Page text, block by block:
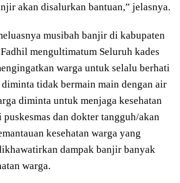
akan disalurkan bantuan,” jelasnya.
musibah banjir di kabupaten
mengultimatum Seluruh kades
warga untuk selalu berhati
tidak bermain main dengan air
diminta untuk menjaga kesehatan
dan dokter tangguh/akan
kesehatan warga yang
dampak banjir banyak
warga.